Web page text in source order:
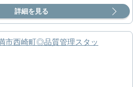
詳細を見る
市西崎町◎品質管理スタッ